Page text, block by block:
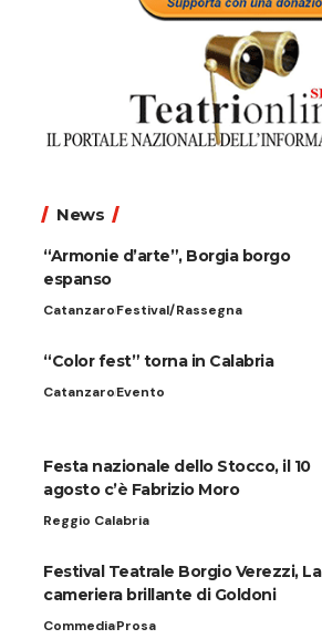
News
“Armonie d’arte”, Borgia borgo
espanso
CatanzaroFestival/Rassegna
“Color fest” torna in Calabria
CatanzaroEvento
Festa nazionale dello Stocco, il 10
agosto c’è Fabrizio Moro
Reggio Calabria
Festival Teatrale Borgio Verezzi, La
cameriera brillante di Goldoni
CommediaProsa